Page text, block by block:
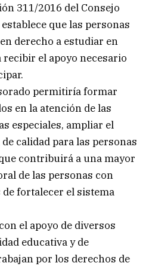
311/2016 del Consejo
que las personas
derecho a estudiar en
recibir el apoyo necesario
permitiría formar
en la atención de las
especiales, ampliar el
calidad para las personas
contribuirá a una mayor
de las personas con
de fortalecer el sistema
el apoyo de diversos
educativa y de
por los derechos de